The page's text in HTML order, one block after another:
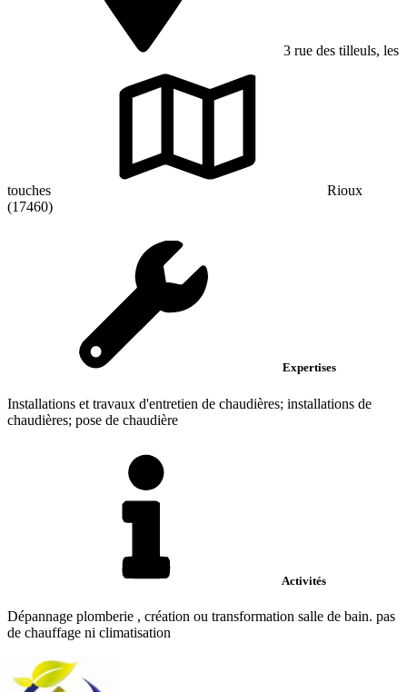
3 rue des tilleuls, les
touches
Rioux
(17460)
Expertises
Installations et travaux d'entretien de chaudières; installations de
chaudières; pose de chaudière
Activités
Dépannage plomberie , création ou transformation salle de bain. pas
de chauffage ni climatisation